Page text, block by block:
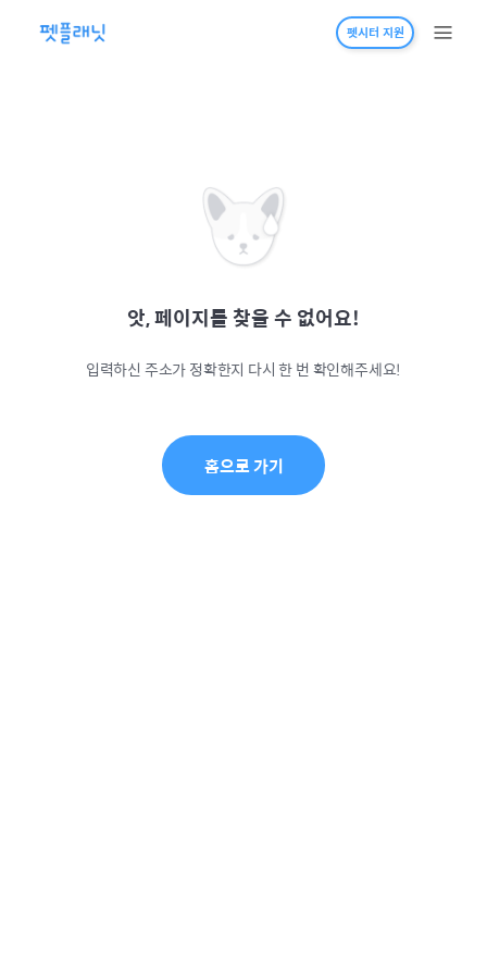
펫시터 지원
앗, 페이지를 찾을 수 없어요!
입력하신 주소가 정확한지 다시 한 번 확인해주세요!
홈으로 가기